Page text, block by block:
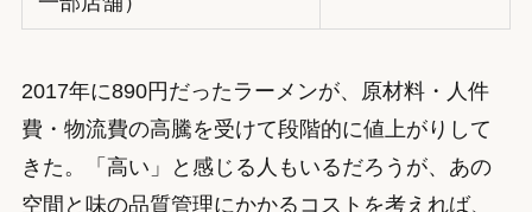
2017年に890円だったラーメンが、原材料・人件
費・物流費の高騰を受けて段階的に値上がりして
きた。「高い」と感じる人もいるだろうが、あの
空間と味の品質管理にかかるコストを考えれば、